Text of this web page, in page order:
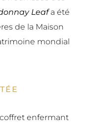
Leafa été
de la Maison
mondial
enfermant